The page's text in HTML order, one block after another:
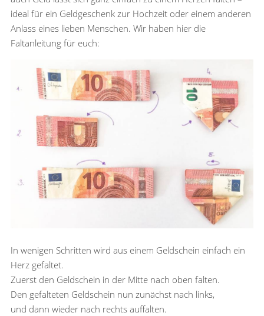
ideal für ein Geldgeschenk zur Hochzeit oder einem anderen
Anlass eines lieben Menschen. Wir haben hier die
Faltanleitung für euch:
In wenigen Schritten wird aus einem Geldschein einfach ein
Herz gefaltet.
Zuerst den Geldschein in der Mitte nach oben falten.
Den gefalteten Geldschein nun zunächst nach links,
und dann wieder nach rechts auffalten.